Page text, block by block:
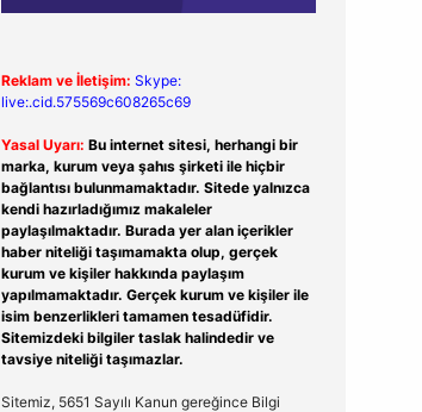
Reklam ve İletişim: Skype:
live:.cid.575569c608265c69
Yasal Uyarı: Bu internet sitesi, herhangi bir
marka, kurum veya şahıs şirketi ile hiçbir
bağlantısı bulunmamaktadır. Sitede yalnızca
kendi hazırladığımız makaleler
paylaşılmaktadır. Burada yer alan içerikler
haber niteliği taşımamakta olup, gerçek
kurum ve kişiler hakkında paylaşım
yapılmamaktadır. Gerçek kurum ve kişiler ile
isim benzerlikleri tamamen tesadüfidir.
Sitemizdeki bilgiler taslak halindedir ve
tavsiye niteliği taşımazlar.
Sitemiz, 5651 Sayılı Kanun gereğince Bilgi